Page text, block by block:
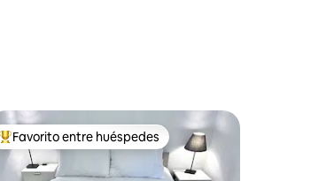
De los mejores en Favorito entre huéspedes
Favorito entre huéspedes